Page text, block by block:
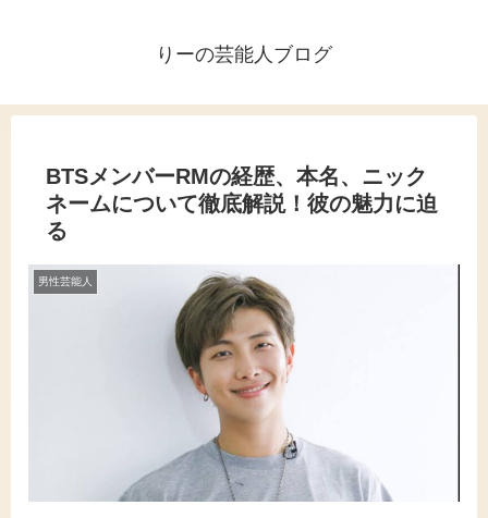
りーの芸能人ブログ
BTSメンバーRMの経歴、本名、ニック
ネームについて徹底解説！彼の魅力に迫
る
男性芸能人